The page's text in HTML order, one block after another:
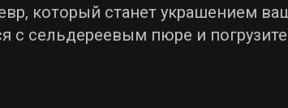
который станет украшением
с сельдереевым пюре и